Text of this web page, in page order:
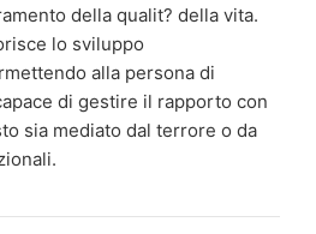
della qualit? della vita.
lo sviluppo
alla persona di
di gestire il rapporto con
sia mediato dal terrore o da